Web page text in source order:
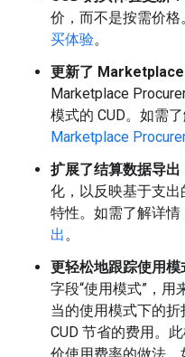
价，而不是按需价
买体验。
更新了
Marketplace
模式的 CUD。如需
Marketplace
扩展了结算数据导出
化，以反映基于支出
特性。如需了解详情
出。
更轻松地跟踪使用模
字段“使用模式”，用
当的使用模式下的
CUD 节省的费用。